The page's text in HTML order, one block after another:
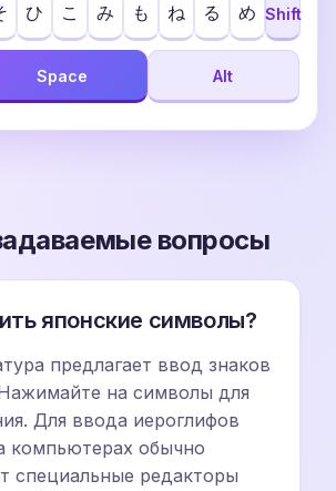
ひ こ み も ね る め Shift
Space Alt
вопросы
японские символы?
предлагает ввод знаков
на символы для
Для ввода иероглифов
компьютерах обычно
специальные редакторы